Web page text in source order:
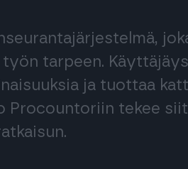
työn tarpeen.
ja tuottaa
Procountoriin tekee